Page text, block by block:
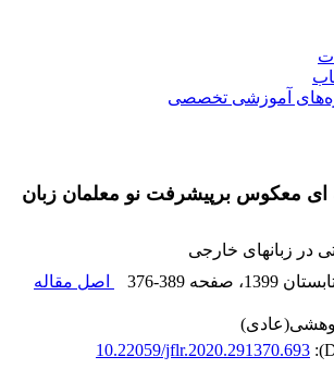
آموزشی تخصصی
ای معکوس برپیشرفت نو معلمان زبان
در زبانهای خارجی
1399 ، صفحه 376-389
اصل مقاله
10.22059/jflr.2020.291370.693